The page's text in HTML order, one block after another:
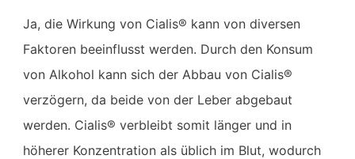
Ja, die Wirkung von Cialis® kann von diversen
Faktoren beeinflusst werden. Durch den Konsum
von Alkohol kann sich der Abbau von Cialis®
verzögern, da beide von der Leber abgebaut
werden. Cialis® verbleibt somit länger und in
höherer Konzentration als üblich im Blut, wodurch